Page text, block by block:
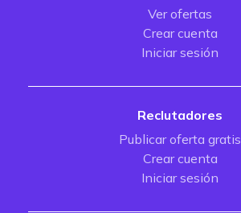
Ver ofertas
Crear cuenta
Iniciar sesión
Reclutadores
Publicar oferta gratis
Crear cuenta
Iniciar sesión